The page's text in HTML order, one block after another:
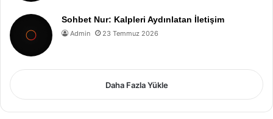
Sohbet Nur: Kalpleri Aydınlatan İletişim
Admin 23 Temmuz 2026
Daha Fazla Yükle